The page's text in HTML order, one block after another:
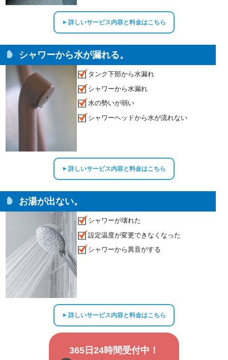
▲詳しいサービス内容と料金はこちら
シャワーから水が漏れる。
タンク下部から水漏れ
シャワーから水漏れ
水の勢いが弱い
シャワーヘッドから水が流れない
▲詳しいサービス内容と料金はこちら
お湯が出ない。
シャワーが壊れた
設定温度が変更できなくなった
シャワーから異音がする
▲詳しいサービス内容と料金はこちら
365日24時間受付中！